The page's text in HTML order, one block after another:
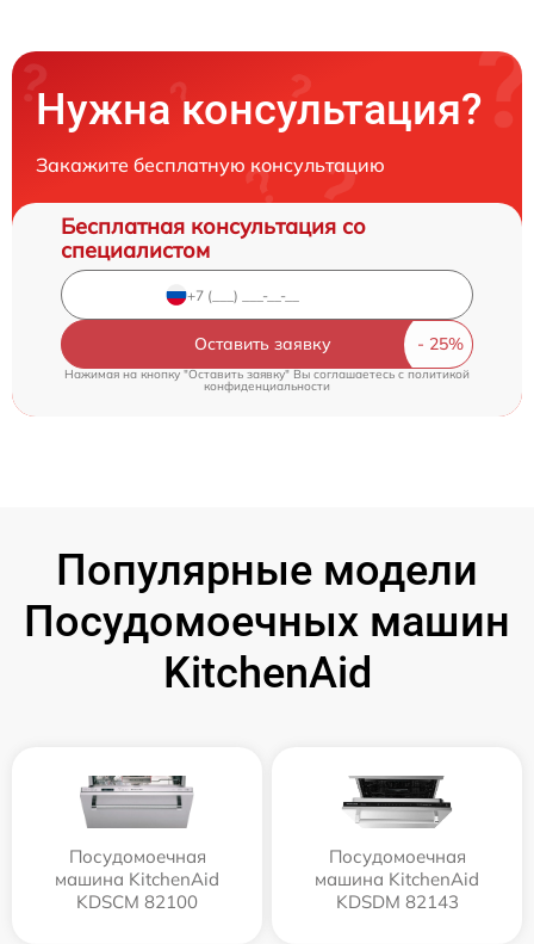
Нужна консультация?
Закажите бесплатную консультацию
Бесплатная консультация со
специалистом
Оставить заявку
Нажимая на кнопку "Оставить заявку" Вы соглашаетесь cполитикой
конфиденциальности
Популярные модели
Посудомоечных машин
KitchenAid
Посудомоечная
машина KitchenAid
KDSCM 82100
Посудомоечная
машина KitchenAid
KDSDM 82143